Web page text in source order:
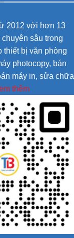
2012 với hơn 13
sâu trong
thiết bị văn phòng
photocopy, bán
máy in, sửa chữa
thêm